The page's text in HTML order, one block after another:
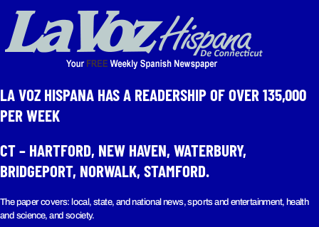
LA VOZ HISPANA HAS A READERSHIP OF OVER 135,000
PER WEEK​
CT – HARTFORD, NEW HAVEN, WATERBURY,
BRIDGEPORT, NORWALK, STAMFORD.
The paper covers: local, state, and national news, sports and entertainment, health
and science, and society.